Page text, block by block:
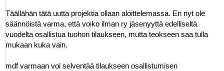
Täällähän tätä uutta projektia ollaan aloittelemassa. En nyt ole
säännöistä varma, että voiko ilman ry jäsenyyttä edelliseltä
vuodelta osallistua tuohon tilaukseen, mutta teokseen saa tulla
mukaan kuka vain.
mdf varmaan voi selventää tilaukseen osallistumisen